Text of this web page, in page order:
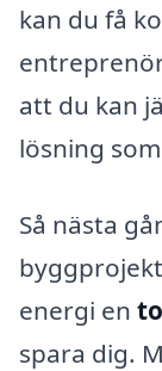
kan du få
att du kan
lösning
Så nästa
energi en
spara dig.